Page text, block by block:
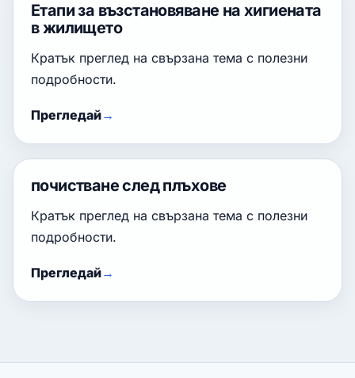
Етапи за възстановяване на хигиената
в жилището
Кратък преглед на свързана тема с полезни
подробности.
Прегледай
почистване след плъхове
Кратък преглед на свързана тема с полезни
подробности.
Прегледай